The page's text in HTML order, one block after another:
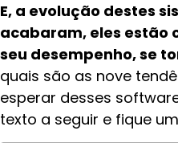
E, a evolução destes
acabaram, eles estão
seu desempenho, se
quais são as nove
esperar desses
texto a seguir e fique